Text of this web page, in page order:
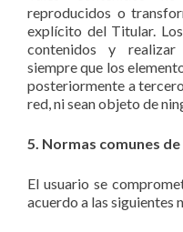
reproducidos o
explícito del Titular.
contenidos y realizar
siempre que los
posteriormente a
red, ni sean objeto de
5. Normas comunes
El usuario se
acuerdo a las siguientes